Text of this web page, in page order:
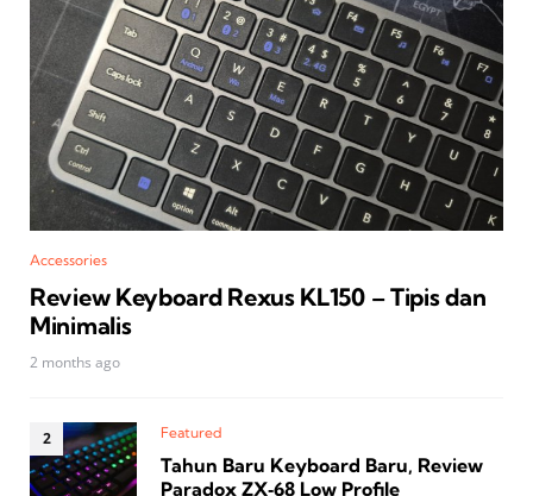
Accessories
Review Keyboard Rexus KL150 – Tipis dan
Minimalis
2 months ago
Featured
Tahun Baru Keyboard Baru, Review
Paradox ZX‑68 Low Profile